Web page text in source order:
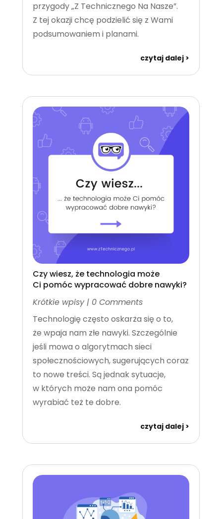
przygody „Z Technicznego Na Nasze”.
Z tej okazji chcę podzielić się z Wami
podsumowaniem i planami.
czytaj dalej
Czy wiesz, że technologia może
Ci pomóc wypracować dobre nawyki?
Krótkie wpisy| 0 Comments
Technologię często oskarża się o to,
że wpaja nam złe nawyki. Szczególnie
jeśli mowa o algorytmach sieci
społecznościowych, sugerujących coraz
to nowe treści. Są jednak sytuacje,
w których może nam ona pomóc
wyrabiać też te dobre.
czytaj dalej